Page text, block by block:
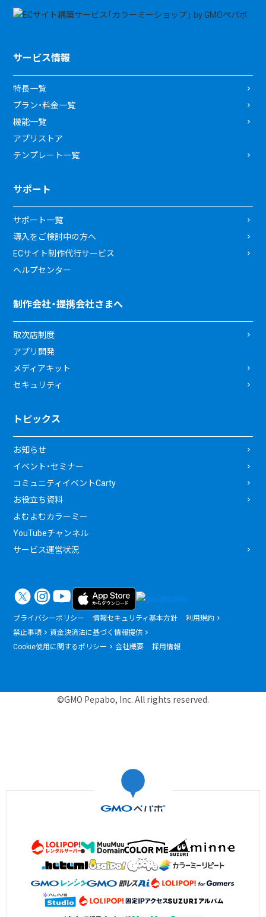
サービス情報
特長一覧
プラン・料金一覧
機能一覧
アプリストア
テンプレート一覧
サポート
サポート一覧
導入をご検討中の方へ
ECサイト制作代行サービス
ヘルプセンター
制作会社・提携会社さまへ
取次店制度
アプリ開発
メディアキット
セキュリティ
トピックス
お知らせ
イベント・セミナー
コミュニティイベントCarty
お役立ち資料
よむよむカラーミー
YouTubeチャンネル
サービス運営状況
プライバシーポリシー 情報セキュリティ基本方針
利用規約
禁止事項
資金決済法に基づく情報提供
Cookie使用に関するポリシー
会社概要 採用情報
©GMO Pepabo, Inc. All rights reserved.